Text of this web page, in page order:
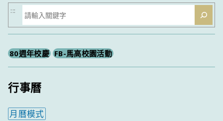
搜
尋
:::
80週年校慶 FB-馬高校園活動
行事曆
月曆模式